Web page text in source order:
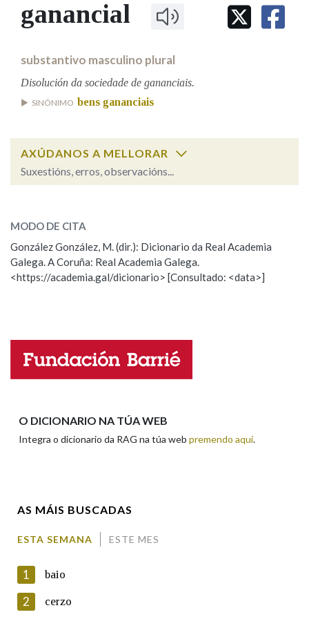
IDENTIDADE CORPORATIVA
MARCIAL DEL ADALID
BAZÁN
FIGURAS HOMENAXEADAS
60 ANOS DLG
PRIMAVERA DAS LETRAS
PORTAL DAS PALABRAS
Facebook
TwitterYoutubeInstagram
Bluesky
BUSCAR NOS LEMAS
Remata por
Contén
Nas definicións
Marcas gramaticais
ganancial
substantivo masculino plural
Disolución da sociedade de gananciais.
SINÓNIMO bens gananciais
AXÚDANOS A MELLORAR
Suxestións, erros, observacións...
ESCOLLE UNHA OPCIÓN:
Observación Hai un erro na palabra
Propoño mellorar a definición
Nome
MODO DE CITA
González González, M. (dir.): Dicionario da Real Academia
Galega. A Coruña: Real Academia Galega.
<https://academia.gal/dicionario> [Consultado: <data>]
O DICIONARIO NA TÚA WEB
Integra o dicionario da RAG na túa web premendo aquí.
AS MÁIS BUSCADAS
ESTA SEMANA ESTE MES
1 baio
2 cerzo